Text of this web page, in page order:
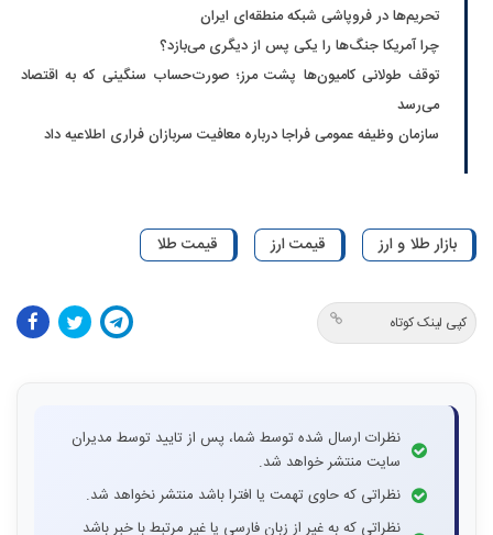
تحریم‌ها در فروپاشی شبکه منطقه‌ای ایران
چرا آمریکا جنگ‌ها را یکی پس از دیگری می‌بازد؟
توقف طولانی کامیون‌ها پشت مرز؛ صورت‌حساب سنگینی که به اقتصاد
می‌رسد
سازمان وظیفه عمومی فراجا درباره معافیت سربازان فراری اطلاعیه داد
بازار طلا و ارز قیمت ارز قیمت طلا
کپی لینک کوتاه
نظرات ارسال شده توسط شما، پس از تایید توسط مدیران
سایت منتشر خواهد شد.
نظراتی که حاوی تهمت یا افترا باشد منتشر نخواهد شد.
نظراتی که به غیر از زبان فارسی یا غیر مرتبط با خبر باشد